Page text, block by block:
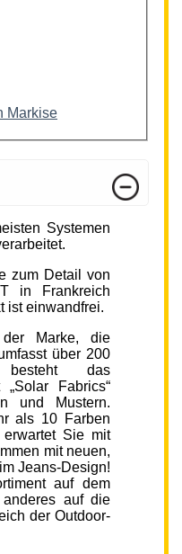
Markise
Systemen
zum Detail von
in Frankreich
ist einwandfrei.
der Marke, die
über 200
besteht das
Fabrics“
und Mustern.
als 10 Farben
erwartet Sie mit
mit neuen,
Jeans-Design!
auf dem
auf die
der Outdoor-